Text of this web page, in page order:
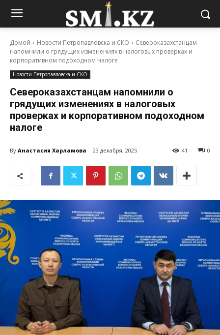
Домой Новости Петропавловска и СКО
Североказахстанцам
напомнили о грядущих изменениях в налоговых проверках и
корпоративном подоходном налоге
Новости Петропавловска и СКО
Североказахстанцам напомнили о
грядущих изменениях в налоговых
проверках и корпоративном подоходном
налоге
By Анастасия Харламова 23 декабря, 2025 0
41